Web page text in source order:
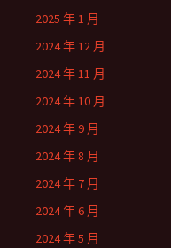
2025 年 1 月
2024 年 12 月
2024 年 11 月
2024 年 10 月
2024 年 9 月
2024 年 8 月
2024 年 7 月
2024 年 6 月
2024 年 5 月